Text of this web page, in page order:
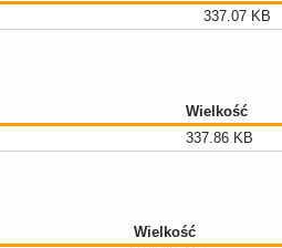
337.07 KB
Wielkość
337.86 KB
Wielkość